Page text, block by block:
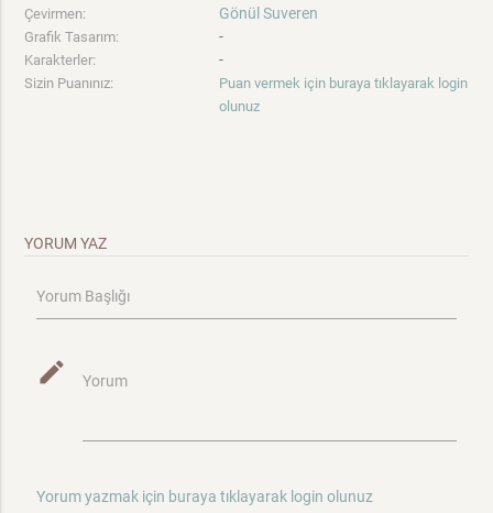
Çevirmen: Gönül Suveren
Grafik Tasarım: -
Karakterler: -
Sizin Puanınız:
Puan vermek için buraya tıklayarak login
olunuz
YORUM YAZ
Yorum Başlığı
mode_edit Yorum
Yorum yazmak için buraya tıklayarak login olunuz